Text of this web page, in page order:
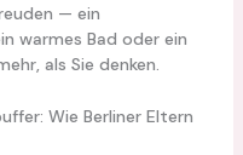
— ein
warmes Bad oder ein
als Sie denken.
Wie Berliner Eltern